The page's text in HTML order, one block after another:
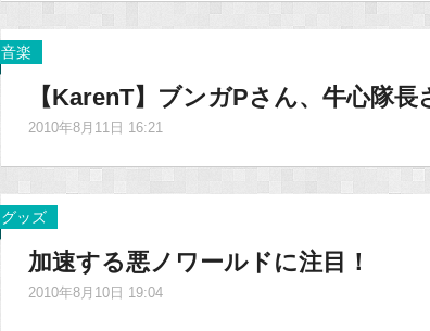
音楽
【KarenT】ブンガPさん、牛心隊長
2010年8月11日 16:21
グッズ
加速する悪ノワールドに注目！
2010年8月10日 19:04